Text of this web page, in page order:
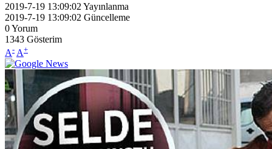
2019-7-19 13:09:02 Yayınlanma
2019-7-19 13:09:02 Güncelleme
0Yorum
1343 Gösterim
A- A+